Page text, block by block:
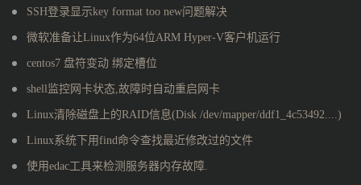
SSH登录显示key format too new问题解决
微软准备让Linux作为64位ARM Hyper-V客户机运行
centos7 盘符变动 绑定槽位
shell监控网卡状态,故障时自动重启网卡
Linux清除磁盘上的RAID信息(Disk /dev/mapper/ddf1_4c53492....)
Linux系统下用find命令查找最近修改过的文件
使用edac工具来检测服务器内存故障.